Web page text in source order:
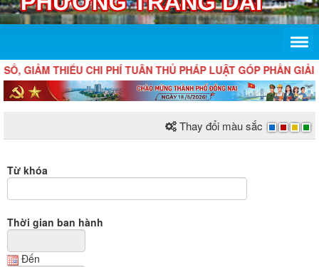
GIẢM THIỂU CHI PHÍ TUÂN THỦ PHÁP LUẬT GÓP PHẦN GIẢI
Thay đổi màu sắc
Từ khóa
Thời gian ban hành
Đến